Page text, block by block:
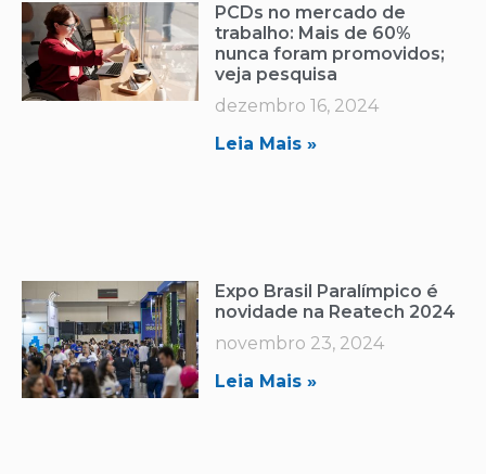
PCDs no mercado de
trabalho: Mais de 60%
nunca foram promovidos;
veja pesquisa
dezembro 16, 2024
Leia Mais »
Expo Brasil Paralímpico é
novidade na Reatech 2024
novembro 23, 2024
Leia Mais »